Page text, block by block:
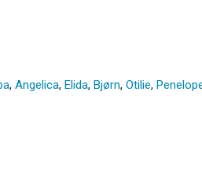
, Angelica, Elida, Bjørn, Otilie,